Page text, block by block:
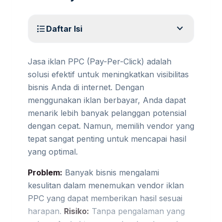
format_list_bulleted Daftar Isi expand_more
Jasa iklan PPC (Pay-Per-Click) adalah
solusi efektif untuk meningkatkan visibilitas
bisnis Anda di internet. Dengan
menggunakan iklan berbayar, Anda dapat
menarik lebih banyak pelanggan potensial
dengan cepat. Namun, memilih vendor yang
tepat sangat penting untuk mencapai hasil
yang optimal.
Problem: Banyak bisnis mengalami
kesulitan dalam menemukan vendor iklan
PPC yang dapat memberikan hasil sesuai
harapan. Risiko: Tanpa pengalaman yang